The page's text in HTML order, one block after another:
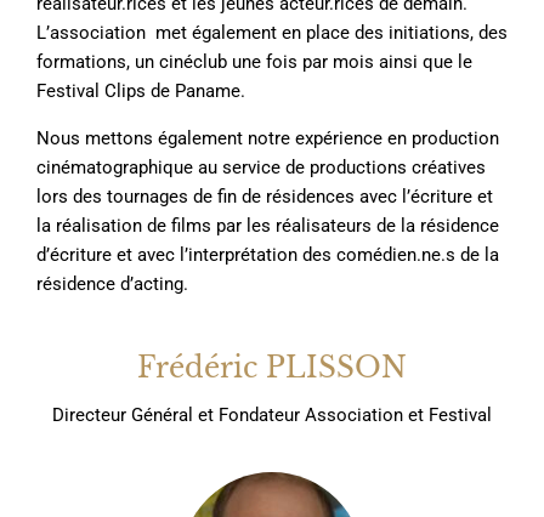
L’association met également en place des initiations, des
formations, un cinéclub une fois par mois ainsi que le
Festival Clips de Paname.
Nous mettons également notre expérience en production
cinématographique au service de productions créatives
lors des tournages de fin de résidences avec l’écriture et
la réalisation de films par les réalisateurs de la résidence
d’écriture et avec l’interprétation des comédien.ne.s de la
résidence d’acting.
Frédéric PLISSON
Directeur Général et Fondateur Association et Festival